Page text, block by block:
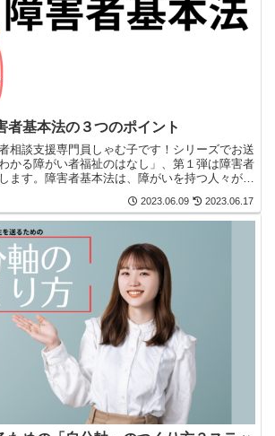
者基本法の３つのポイント
相談支援専門員しゃむ子です！シリーズでお送
かる障がい者福祉のはなし」、第１弾は障害者
ます。障害者基本法は、障がいを持つ人々が平
2023.06.09 2023.06.17